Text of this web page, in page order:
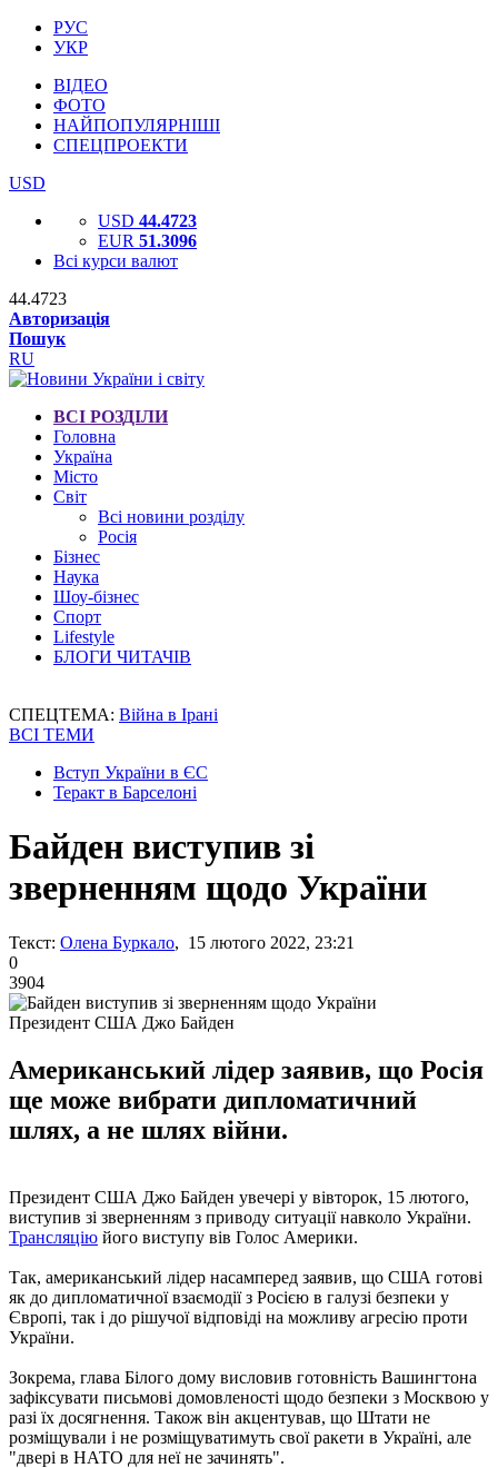
РУС
УКР
ВІДЕО
ФОТО
НАЙПОПУЛЯРНІШІ
СПЕЦПРОЕКТИ
USD
USD 44.4723
EUR 51.3096
Всі курси валют
44.4723
Авторизація
Пошук
RU
ВСІ РОЗДІЛИ
Головна
Україна
Місто
Світ
Всі новини розділу
Росія
Бізнес
Наука
Шоу-бізнес
Спорт
Lifestyle
БЛОГИ ЧИТАЧІВ
СПЕЦТЕМА: Війна в Ірані
ВСІ ТЕМИ
Вступ України в ЄС
Теракт в Барселоні
Байден виступив зі
зверненням щодо України
Текст: Олена Буркало, 15 лютого 2022, 23:21
0
3904
Президент США Джо Байден
Американський лідер заявив, що Росія
ще може вибрати дипломатичний
шлях, а не шлях війни.
Президент США Джо Байден увечері у вівторок, 15 лютого,
виступив зі зверненням з приводу ситуації навколо України.
Трансляцію його виступу вів Голос Америки.
Так, американський лідер насамперед заявив, що США готові
як до дипломатичної взаємодії з Росією в галузі безпеки у
Європі, так і до рішучої відповіді на можливу агресію проти
України.
Зокрема, глава Білого дому висловив готовність Вашингтона
зафіксувати письмові домовленості щодо безпеки з Москвою у
разі їх досягнення. Також він акцентував, що Штати не
розміщували і не розміщуватимуть свої ракети в Україні, але
"двері в НАТО для неї не зачинять".